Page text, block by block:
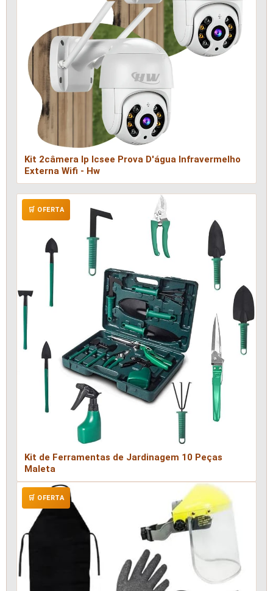
Kit 2câmera Ip Icsee Prova D'água Infravermelho
Externa Wifi - Hw
🛒 OFERTA
Kit de Ferramentas de Jardinagem 10 Peças
Maleta
🛒 OFERTA